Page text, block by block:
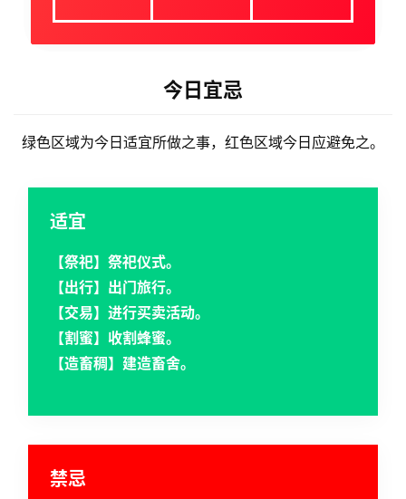
今日宜忌
绿色区域为今日适宜所做之事，红色区域今日应避免之。
适宜
【祭祀】祭祀仪式。
【出行】出门旅行。
【交易】进行买卖活动。
【割蜜】收割蜂蜜。
【造畜稠】建造畜舍。
禁忌